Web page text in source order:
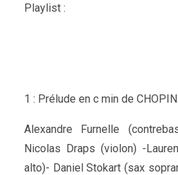
Playlist :
1 : Prélude en c min de
Alexandre Furnelle
Nicolas Draps (violon) -
alto)- Daniel Stokart (sax